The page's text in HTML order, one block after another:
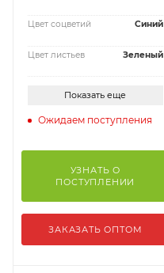
Цвет соцветий Синий
Цвет листьев Зеленый
Показать еще
Ожидаем поступления
УЗНАТЬ О
ПОСТУПЛЕНИИ
ЗАКАЗАТЬ ОПТОМ